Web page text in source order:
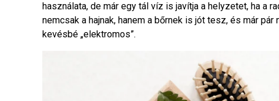
használata, de már egy tál víz is javítja a helyzetet, ha a
nemcsak a hajnak, hanem a bőrnek is jót tesz, és már
kevésbé „elektromos”.